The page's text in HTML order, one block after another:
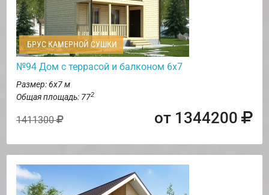
БРУС КАМЕРНОЙ СУШКИ
№94 Дом с террасой и балконом 6х7
Размер: 6х7 м
Общая площадь: 772
1411300 от 1344200